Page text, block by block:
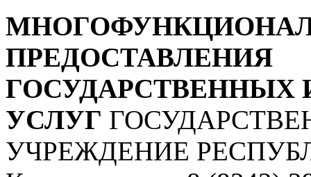
ПРЕДОСТАВЛЕНИЯ
УСЛУГ
УЧРЕЖДЕНИЕ